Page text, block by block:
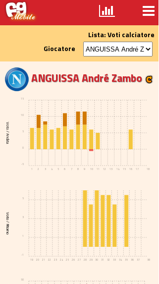
Lista: Voti calciatore
Giocatore
ANGUISSA André Zambo
Voto / Andata
1 2 3 4 5 6 7 8 9 10 11 12 13 14 15 16 17 18
-5
0
5
10
15
Voto / Ritorno
19 20 21 22 23 24 25 26 27 28 29 30 31 32 33 34 35 36 37 38
-1
1
3
5
50